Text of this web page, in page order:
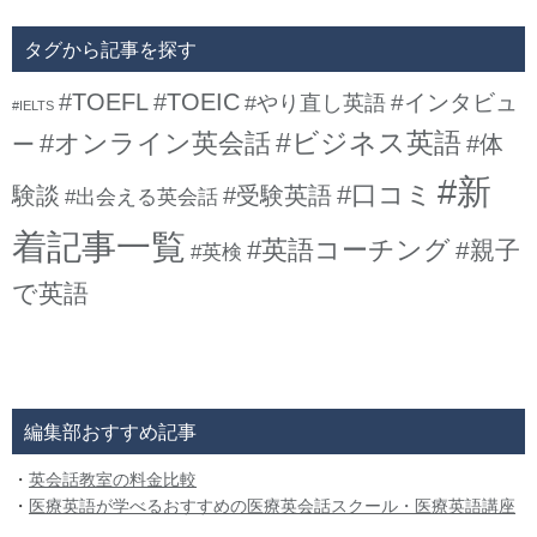
タグから記事を探す
#IELTS #TOEFL#TOEIC #やり直し英語 #インタビュ
ー #オンライン英会話 #ビジネス英語#体
験談 #出会える英会話 #受験英語#口コミ #新
着記事一覧 #英検 #英語コーチング#親子
で英語
編集部おすすめ記事
・ 英会話教室の料金比較
・ 医療英語が学べるおすすめの医療英会話スクール・医療英語講座